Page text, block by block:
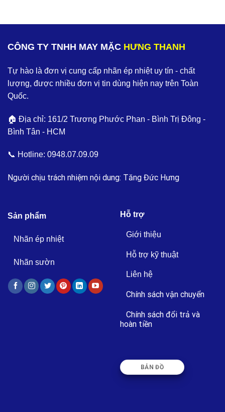
CÔNG TY TNHH MAY MẶC HƯNG THANH
Tự hào là đơn vị cung cấp nhãn ép nhiệt uy tín - chất
lượng, được nhiều đơn vị tin dùng hiện nay trên Toàn
Quốc.
🏠 Địa chỉ: 161/2 Trương Phước Phan - Bình Trị Đông -
Bình Tân - HCM
📞 Hotline: 0948.07.09.09
Người chịu trách nhiệm nội dung: Tăng Đức Hưng
Sản phẩm
Nhãn ép nhiệt
Nhãn sườn
Hỗ trợ
Giới thiệu
Hỗ trợ kỹ thuật
Liên hệ
Chính sách vận chuyển
Chính sách đổi trả và
hoàn tiền
BẢN ĐỒ